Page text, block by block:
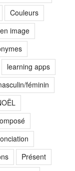
Couleurs
image
learning apps
féminin
Présent